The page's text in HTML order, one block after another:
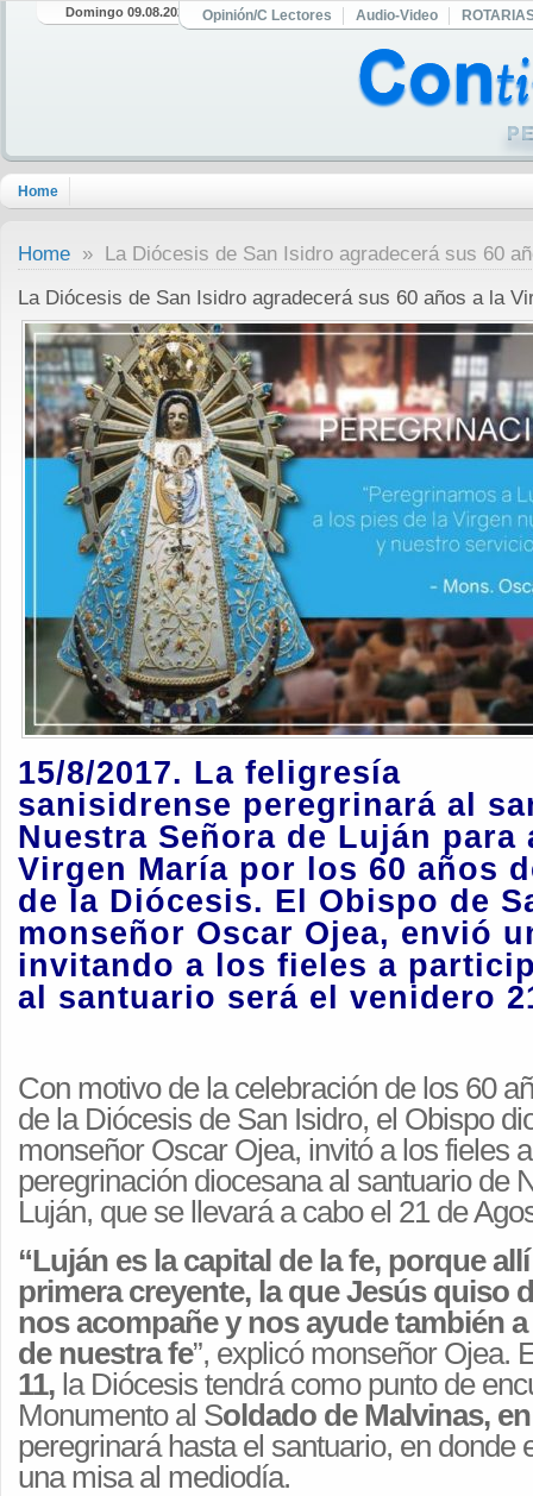
Domingo 09.08.2026 Opinión/C Lectores Audio-Video
Home
Home » La Diócesis de San Isidro agradecerá sus 60
La Diócesis de San Isidro agradecerá sus 60 años a la
15/8/2017. La feligresía
sanisidrense peregrinará al
Nuestra Señora de Luján para
Virgen María por los 60 años
de la Diócesis. El Obispo de
monseñor Oscar Ojea, envió
invitando a los fieles a
al santuario será el venidero
Con motivo de la celebración de los 60
de la Diócesis de San Isidro, el Obispo
monseñor Oscar Ojea, invitó a los fieles
peregrinación diocesana al santuario de
Luján, que se llevará a cabo el 21 de
“Luján es la capital de la fe, porque
primera creyente, la que Jesús quiso
nos acompañe y nos ayude también
de nuestra fe”, explicó monseñor Ojea.
11, la Diócesis tendrá como punto de
Monumento al Soldado de Malvinas,
peregrinará hasta el santuario, en donde
una misa al mediodía.